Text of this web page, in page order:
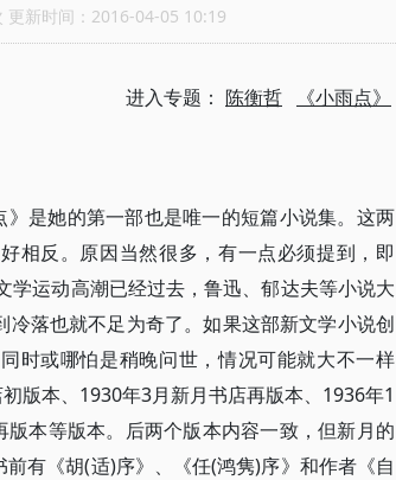
新时间：2016-04-05 10:19
进入专题： 陈衡哲 《小雨点》
是她的第一部也是唯一的短篇小说集。这两
相反。原因当然很多，有一点必须提到，即
学运动高潮已经过去，鲁迅、郁达夫等小说大
落也就不足为奇了。如果这部新文学小说创
时或哪怕是稍晚问世，情况可能就大不一样
版本、1930年3月新月书店再版本、1936年1
本等版本。后两个版本内容一致，但新月的
有《胡(适)序》、《任(鸿隽)序》和作者《自